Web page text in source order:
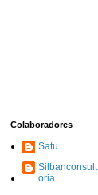
Colaboradores
Satu
Silbanconsult
oria